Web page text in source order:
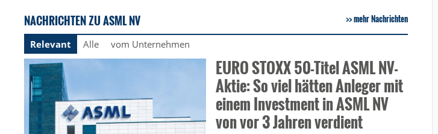
NACHRICHTEN ZU ASML NV mehr Nachrichten
Relevant Alle vom Unternehmen
EURO STOXX 50-Titel ASML NV-
Aktie: So viel hätten Anleger mit
einem Investment in ASML NV
von vor 3 Jahren verdient